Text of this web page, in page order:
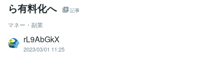
ら有料化へ
記事
マネー・副業
rL9AbGkX
2023/03/01 11:25